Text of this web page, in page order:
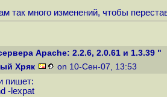
так много изменений, чтобы
Apache: 2.2.6, 2.0.61 и 1.3.39 "
Хряк on 10-Сен-07, 13:53
пишет:
-lexpat